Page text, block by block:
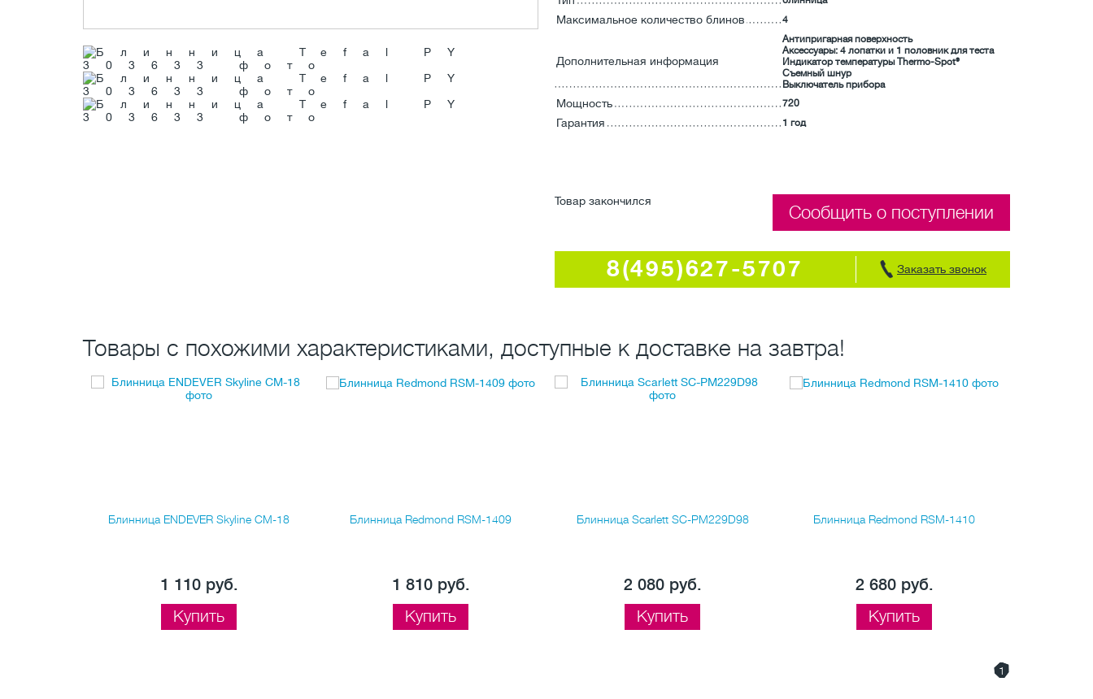
Максимальное количество блинов 4
Дополнительная информация
Антипригарная поверхность
Аксессуары: 4 лопатки и 1 половник для теста
Индикатор температуры Thermo-Spot®
Съемный шнур
Выключатель прибора
Мощность 720
Гарантия 1 год
Товар закончился
Сообщить о поступлении
8(495)627-5707 Заказать звонок
Товары с похожими характеристиками, доступные к доставке на завтра!
Блинница ENDEVER Skyline СM-18
1 110 руб.
Купить
Блинница Redmond RSM-1409
1 810 руб.
Купить
Блинница Scarlett SC-PM229D98
2 080 руб.
Купить
Блинница Redmond RSM-1410
2 680 руб.
Купить
1